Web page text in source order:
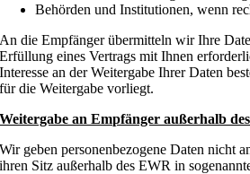
Behörden und Institutionen, wenn
An die Empfänger übermitteln wir Ihre
Erfüllung eines Vertrags mit Ihnen
Interesse an der Weitergabe Ihrer Daten
für die Weitergabe vorliegt.
Weitergabe an Empfänger außerhalb
Wir geben personenbezogene Daten nicht
ihren Sitz außerhalb des EWR in